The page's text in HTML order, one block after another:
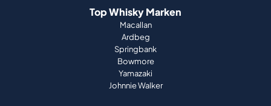
Top Whisky Marken
Macallan
Ardbeg
Springbank
Bowmore
Yamazaki
Johnnie Walker